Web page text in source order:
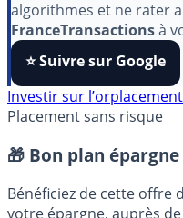
Pour soutenir le travail
algorithmes et ne rater
FranceTransactionsà
⭐️ Suivre sur Google
Placement sans risque
🎁 Bon plan